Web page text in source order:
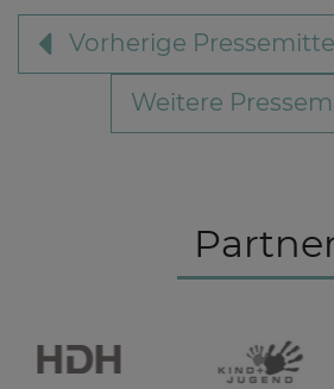
Vorherige
Weitere